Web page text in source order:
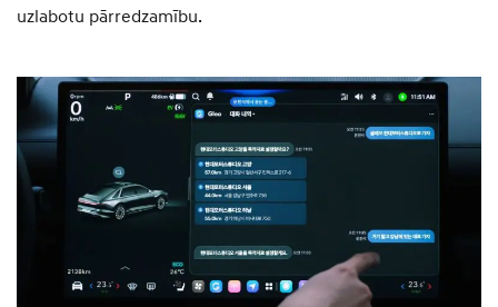
uzlabotu pārredzamību.